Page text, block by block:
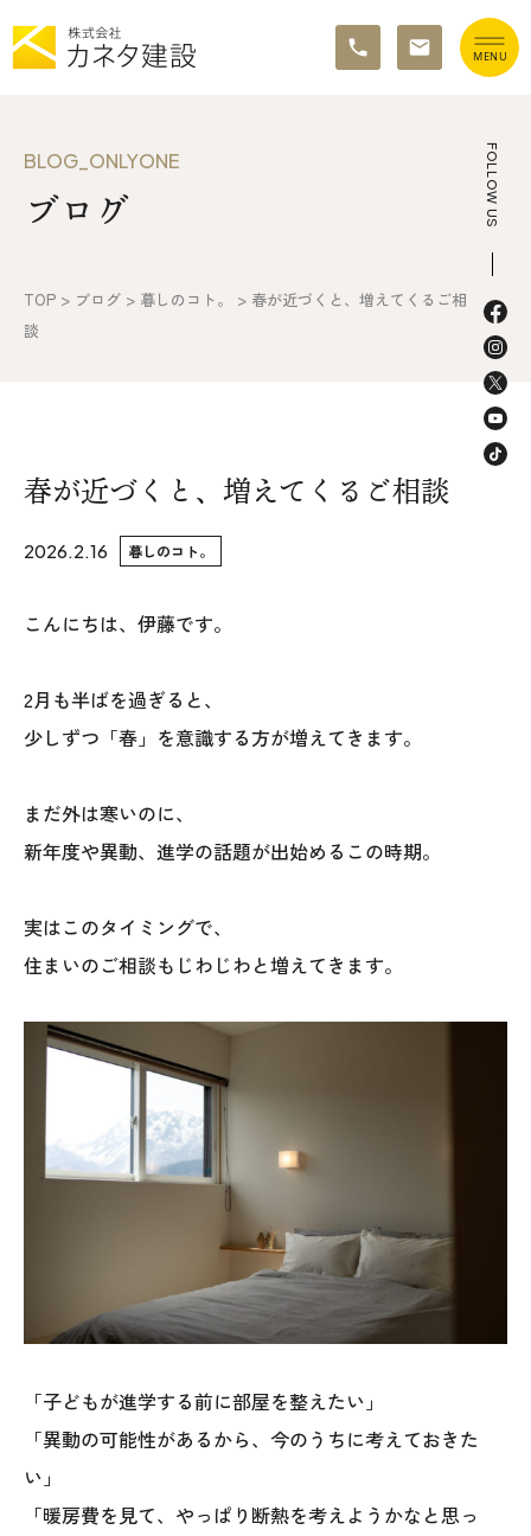
イベント情報
施工の流れ&アフターサポート
不動産情報
お知らせ
ISSH糸魚川住宅認定基準
モデルハウス
スタッフ紹介
ブログ
オレンジフェア
各種事業
住まいのなんでも相談
土地･空き家 不動産相談
移住と暮らし相談
資料請求
FOLLOW US
BLOG_ONLYONE
ブログ
TOP > ブログ > 暮しのコト。 > 春が近づくと、増えてくるご相
談
春が近づくと、増えてくるご相談
2026.2.16 暮しのコト。
こんにちは、伊藤です。
2月も半ばを過ぎると、
少しずつ「春」を意識する方が増えてきます。
まだ外は寒いのに、
新年度や異動、進学の話題が出始めるこの時期。
実はこのタイミングで、
住まいのご相談もじわじわと増えてきます。
「子どもが進学する前に部屋を整えたい」
「異動の可能性があるから、今のうちに考えておきた
い」
「暖房費を見て、やっぱり断熱を考えようかなと思っ